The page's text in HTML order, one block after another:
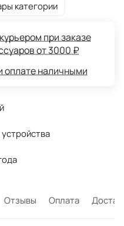
категории
при заказе
от 3000 ₽
оплате наличными
Отзывы Оплата